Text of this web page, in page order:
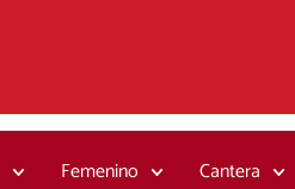
Femenino Cantera